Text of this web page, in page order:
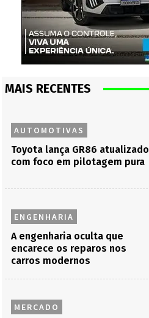
MAIS RECENTES
AUTOMOTIVAS
Toyota lança GR86 atualizado
com foco em pilotagem pura
ENGENHARIA
A engenharia oculta que
encarece os reparos nos
carros modernos
MERCADO